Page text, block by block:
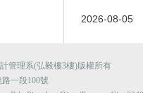
2026-08-05
管理系(弘毅樓3樓)版權所有
一段100號